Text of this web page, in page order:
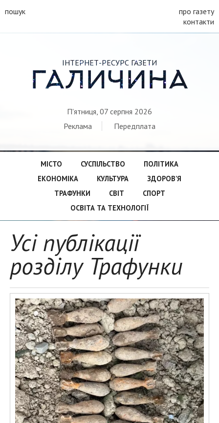
пошук
про газету
контакти
ІНТЕРНЕТ-РЕСУРС ГАЗЕТИ
ГАЛИЧИНА
П'ятниця, 07 серпня 2026
Реклама
Передплата
МІСТО СУСПІЛЬСТВО
ПОЛІТИКА
ЕКОНОМІКА
КУЛЬТУРА
ЗДОРОВ’Я
ТРАФУНКИ
СВІТ
СПОРТ
ОСВІТА ТА ТЕХНОЛОГІЇ
Усі публікації
розділу Трафунки